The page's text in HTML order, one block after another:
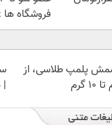
فروشگاه ها
پلمپ طلاسی، از
|